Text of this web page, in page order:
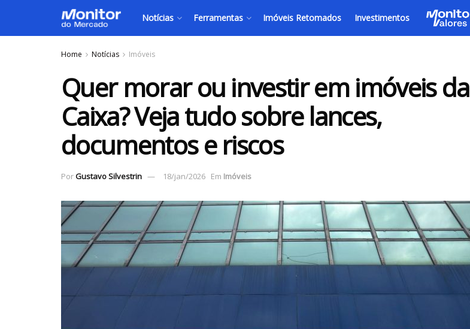
Notícias Ferramentas Imóveis Retomados Investimentos
Home Notícias Imóveis
Quer morar ou investir em imóveis da
Caixa? Veja tudo sobre lances,
documentos e riscos
PorGustavo Silvestrin 18/jan/2026 Em Imóveis